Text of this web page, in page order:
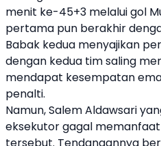
menit ke-45+3 melalui gol
pertama pun berakhir
Babak kedua menyajikan
dengan kedua tim saling
mendapat kesempatan
penalti.
Namun, Salem Aldawsari
eksekutor gagal